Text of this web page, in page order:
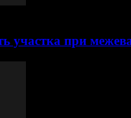
участка при